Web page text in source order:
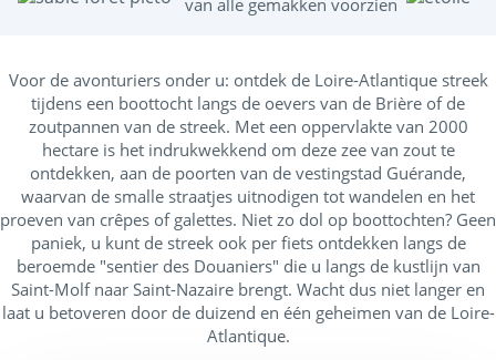
van alle gemakken voorzien
Voor de avonturiers onder u: ontdek de Loire-Atlantique streek
tijdens een boottocht langs de oevers van de Brière of de
zoutpannen van de streek. Met een oppervlakte van 2000
hectare is het indrukwekkend om deze zee van zout te
ontdekken, aan de poorten van de vestingstad Guérande,
waarvan de smalle straatjes uitnodigen tot wandelen en het
proeven van crêpes of galettes. Niet zo dol op boottochten? Geen
paniek, u kunt de streek ook per fiets ontdekken langs de
beroemde "sentier des Douaniers" die u langs de kustlijn van
Saint-Molf naar Saint-Nazaire brengt. Wacht dus niet langer en
laat u betoveren door de duizend en één geheimen van de Loire-
Atlantique.